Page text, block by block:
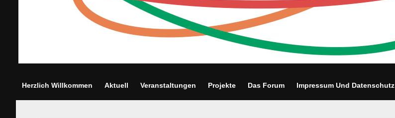
Herzlich Willkommen Aktuell Veranstaltungen Projekte Das Forum Impressum Und Datenschutz